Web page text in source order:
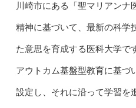
川崎市にある「聖マリアンナ
精神に基づいて、最新の科学
た意思を育成する医科大学で
アウトカム基盤型教育に基づ
設定し、それに沿って学習を